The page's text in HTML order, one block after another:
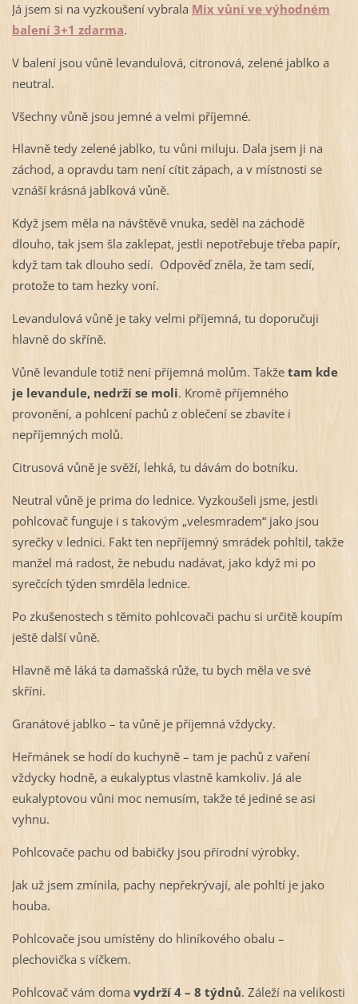
Já jsem si na vyzkoušení vybrala Mix vůní ve výhodném
balení 3+1 zdarma.
V balení jsou vůně levandulová, citronová, zelené jablko a
neutral.
Všechny vůně jsou jemné a velmi příjemné.
Hlavně tedy zelené jablko, tu vůni miluju. Dala jsem ji na
záchod, a opravdu tam není cítit zápach, a v místnosti se
vznáší krásná jablková vůně.
Když jsem měla na návštěvě vnuka, seděl na záchodě
dlouho, tak jsem šla zaklepat, jestli nepotřebuje třeba papír,
když tam tak dlouho sedí. Odpověď zněla, že tam sedí,
protože to tam hezky voní.
Levandulová vůně je taky velmi příjemná, tu doporučuji
hlavně do skříně.
Vůně levandule totiž není příjemná molům. Takže tam kde
je levandule, nedrží se moli. Kromě příjemného
provonění, a pohlcení pachů z oblečení se zbavíte i
nepříjemných molů.
Citrusová vůně je svěží, lehká, tu dávám do botníku.
Neutral vůně je prima do lednice. Vyzkoušeli jsme, jestli
pohlcovač funguje i s takovým „velesmradem“ jako jsou
syrečky v lednici. Fakt ten nepříjemný smrádek pohltil, takže
manžel má radost, že nebudu nadávat, jako když mi po
syrečcích týden smrděla lednice.
Po zkušenostech s těmito pohlcovači pachu si určitě koupím
ještě další vůně.
Hlavně mě láká ta damašská růže, tu bych měla ve své
skříni.
Granátové jablko – ta vůně je příjemná vždycky.
Heřmánek se hodí do kuchyně – tam je pachů z vaření
vždycky hodně, a eukalyptus vlastně kamkoliv. Já ale
eukalyptovou vůni moc nemusím, takže té jediné se asi
vyhnu.
Pohlcovače pachu od babičky jsou přírodní výrobky.
Jak už jsem zmínila, pachy nepřekrývají, ale pohltí je jako
houba.
Pohlcovače jsou umístěny do hliníkového obalu –
plechovička s víčkem.
Pohlcovač vám doma vydrží 4 – 8 týdnů. Záleží na velikosti